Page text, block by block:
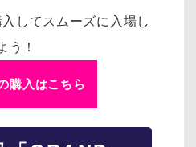
してスムーズに入場し
う！
購入はこちら